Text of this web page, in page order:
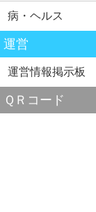
病・ヘルス
運営
運営情報掲示板
ＱＲコード